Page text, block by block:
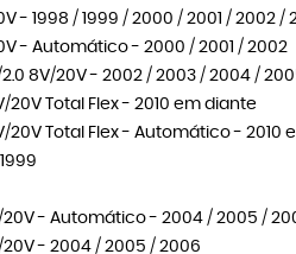
- 1998 / 1999 / 2000 / 2001 /
- Automático - 2000 / 2001 / 2002
2.0 8V/20V - 2002 / 2003 / 2004 /
20V Total Flex - 2010 em diante
20V Total Flex - Automático - 2010
20V - Automático - 2004 / 2005 /
20V - 2004 / 2005 / 2006